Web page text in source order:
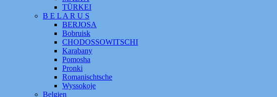
TÜRKEI
B E L A R U S
BERJOSA
Bobruisk
CHODOSSOWITSCHI
Karabany
Pomosha
Pronki
Romanischtsche
Wyssokoje
Belgien